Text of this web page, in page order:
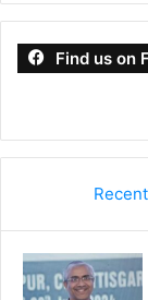
Find us on
Recent